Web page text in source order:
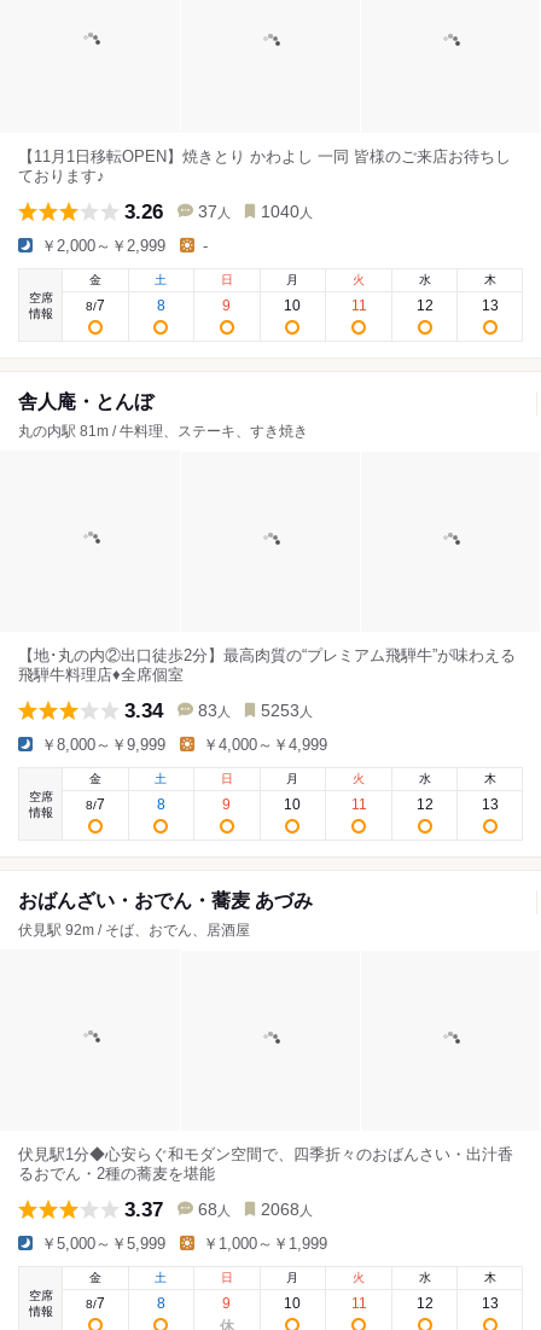
【11月1日移転OPEN】焼きとり かわよし 一同 皆様のご来店お待ちし
ております♪
3.26 37 人 1040 人
￥2,000～￥2,999 -
空席
情報
金
8/7
土
8
日
9
月
10
火
11
水
12
木
13
舎人庵・とんぼ
丸の内駅 81m / 牛料理、ステーキ、すき焼き
【地･丸の内②出口徒歩2分】最高肉質の“プレミアム飛騨牛”が味わえる
飛騨牛料理店♦全席個室
3.34 83 人 5253 人
￥8,000～￥9,999 ￥4,000～￥4,999
空席
情報
金
8/7
土
8
日
9
月
10
火
11
水
12
木
13
おばんざい・おでん・蕎麦 あづみ
伏見駅 92m / そば、おでん、居酒屋
伏見駅1分◆心安らぐ和モダン空間で、四季折々のおばんさい・出汁香
るおでん・2種の蕎麦を堪能
3.37 68 人 2068 人
￥5,000～￥5,999 ￥1,000～￥1,999
空席
情報
金
8/7
土
8
日
9
月
10
火
11
水
12
木
13